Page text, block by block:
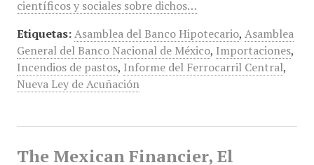
científicos y sociales sobre dichos…
Etiquetas: Asamblea del Banco Hipotecario, Asamblea
General del Banco Nacional de México, Importaciones,
Incendios de pastos, Informe del Ferrocarril Central,
Nueva Ley de Acuñación
The Mexican Financier, El